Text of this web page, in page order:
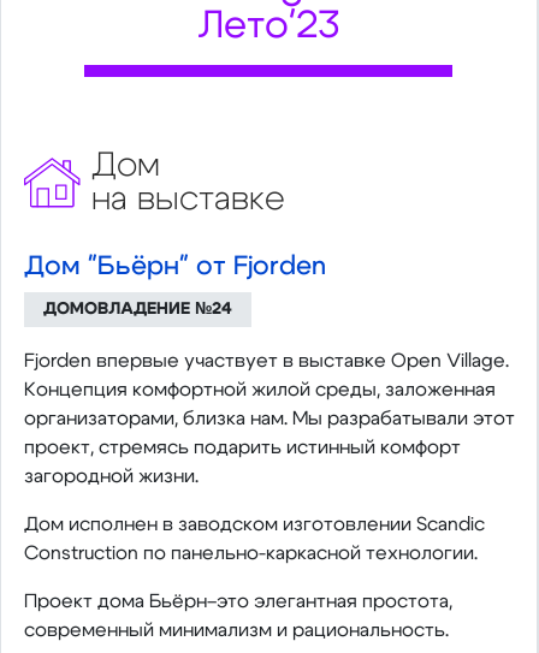
Лето'23
Дом
на выставке
Дом "Бьёрн" от Fjorden
ДОМОВЛАДЕНИЕ №24
Fjorden впервые участвует в выставке Open Village.
Концепция комфортной жилой среды, заложенная
организаторами, близка нам. Мы разрабатывали этот
проект, стремясь подарить истинный комфорт
загородной жизни.
Дом исполнен в заводском изготовлении Scandic
Construction по панельно-каркасной технологии.
Проект дома Бьёрн–это элегантная простота,
современный минимализм и рациональность.